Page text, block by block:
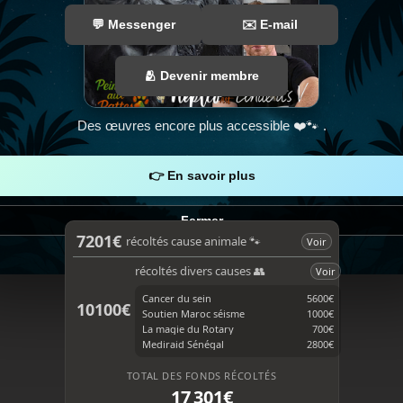
Des œuvres encore plus accessible ❤️🐾 .
👉 En savoir plus
Fermer
💬 Messenger ✉️ E-mail
🫂 Devenir membre
F
e
b
o
k
T
T
o
7201€ récoltés cause animale 🐾 Voir
10100€
récoltés divers causes 👥
Voir
Cancer du sein
5600€
Soutien Maroc séisme
1000€
La magie du Rotary
700€
Mediraid Sénégal
2800€
TOTAL DES FONDS RÉCOLTÉS
17 301€